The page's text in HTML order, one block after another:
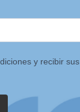
y recibir sus